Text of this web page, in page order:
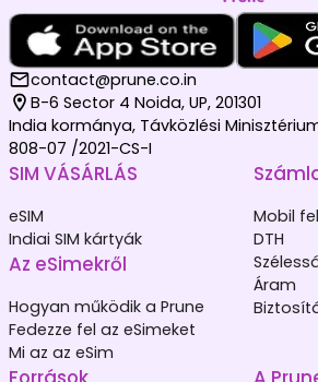
contact@prune.co.in
B-6 Sector 4 Noida, UP, 201301
India kormánya, Távközlési
808-07 /2021-CS-I
SIM VÁSÁRLÁS
eSIM
Indiai SIM kártyák
Az eSimekről
Hogyan működik a Prune
Fedezze fel az eSimeket
Mi az az eSim
Mobil
DTH
Áram